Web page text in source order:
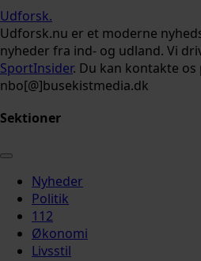
Udforsk.
Udforsk.nu er et moderne
nyheder fra ind- og udland. Vi
SportInsider. Du kan kontakte os
nbo[@]busekistmedia.dk
Sektioner
Nyheder
Politik
112
Økonomi
Livsstil